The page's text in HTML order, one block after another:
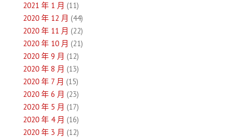
2021 年 1 月 (11)
2020 年 12 月 (44)
2020 年 11 月 (22)
2020 年 10 月 (21)
2020 年 9 月 (12)
2020 年 8 月 (13)
2020 年 7 月 (15)
2020 年 6 月 (23)
2020 年 5 月 (17)
2020 年 4 月 (16)
2020 年 3 月 (12)